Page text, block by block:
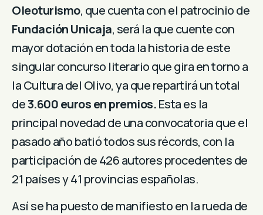
Oleoturismo, que cuenta con el patrocinio de
Fundación Unicaja, será la que cuente con
mayor dotación en toda la historia de este
singular concurso literario que gira en torno a
la Cultura del Olivo, ya que repartirá un total
de3.600 euros en premios.Esta es la
principal novedad de una convocatoria que el
pasado año batió todos sus récords, con la
participación de 426 autores procedentes de
21 países y 41 provincias españolas.
Así se ha puesto de manifiesto en la rueda de